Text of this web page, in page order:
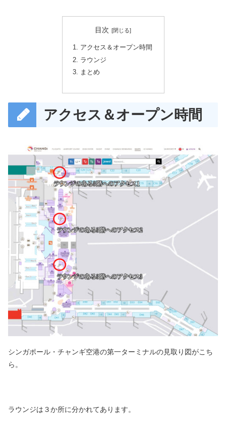
目次
アクセス＆オープン時間
ラウンジ
まとめ
アクセス＆オープン時間
シンガポール・チャンギ空港の第一ターミナルの見取り図がこち
ら。
ラウンジは３か所に分かれてあります。